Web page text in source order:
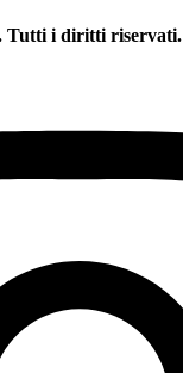
Tutti i diritti riservati.